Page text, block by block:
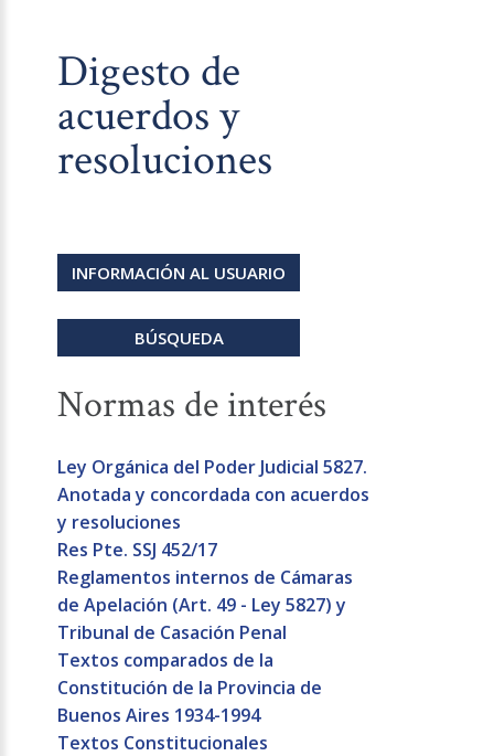
Digesto de
acuerdos y
resoluciones
INFORMACIÓN AL USUARIO
BÚSQUEDA
Normas de interés
Ley Orgánica del Poder Judicial 5827.
Anotada y concordada con acuerdos
y resoluciones
Res Pte. SSJ 452/17
Reglamentos internos de Cámaras
de Apelación (Art. 49 - Ley 5827) y
Tribunal de Casación Penal
Textos comparados de la
Constitución de la Provincia de
Buenos Aires 1934-1994
Textos Constitucionales